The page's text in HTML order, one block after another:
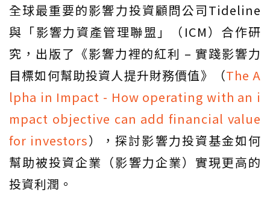
全球最重要的影響力投資顧問公司Tideline
與「影響力資產管理聯盟」（ICM）合作研
究，出版了《影響力裡的紅利 – 實踐影響力
目標如何幫助投資人提升財務價值》（The A
lpha in Impact - How operating with an i
mpact objective can add financial value
for investors），探討影響力投資基金如何
幫助被投資企業（影響力企業）實現更高的
投資利潤。